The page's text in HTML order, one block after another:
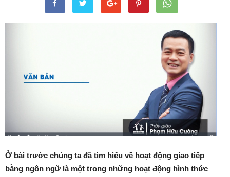
Ở bài trước chúng ta đã tìm hiểu về hoạt động giao tiếp
bằng ngôn ngữ là một trong những hoạt động hình thức